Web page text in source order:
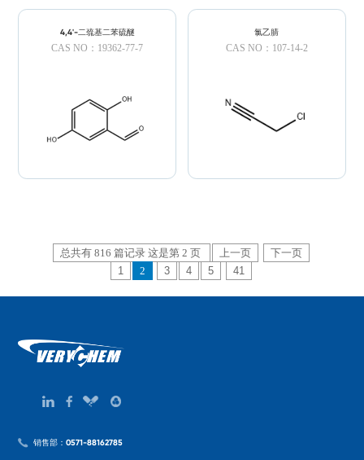
4,4'-二巯基二苯硫醚
CAS NO：19362-77-7
氯乙腈
CAS NO：107-14-2
总共有 816 篇记录 这是第 2 页 上一页
下一页
1
2 3 4 5 41
销售部：0571-88162785